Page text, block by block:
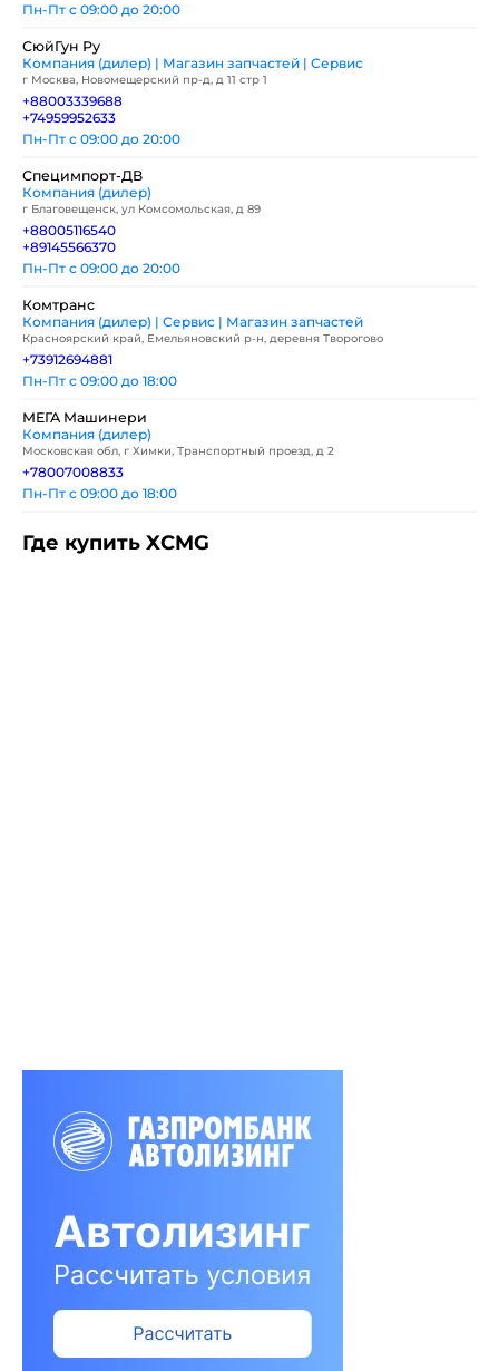
Пн-Пт с 09:00 до 20:00
СюйГун Ру
Компания (дилер) | Магазин запчастей | Сервис
г Москва, Новомещерский пр-д, д 11 стр 1
+88003339688
+74959952633
Пн-Пт с 09:00 до 20:00
Специмпорт-ДВ
Компания (дилер)
г Благовещенск, ул Комсомольская, д 89
+88005116540
+89145566370
Пн-Пт с 09:00 до 20:00
Комтранс
Компания (дилер) | Сервис | Магазин запчастей
Красноярский край, Емельяновский р-н, деревня Творогово
+73912694881
Пн-Пт с 09:00 до 18:00
МЕГА Машинери
Компания (дилер)
Московская обл, г Химки, Транспортный проезд, д 2
+78007008833
Пн-Пт с 09:00 до 18:00
Где купить XCMG